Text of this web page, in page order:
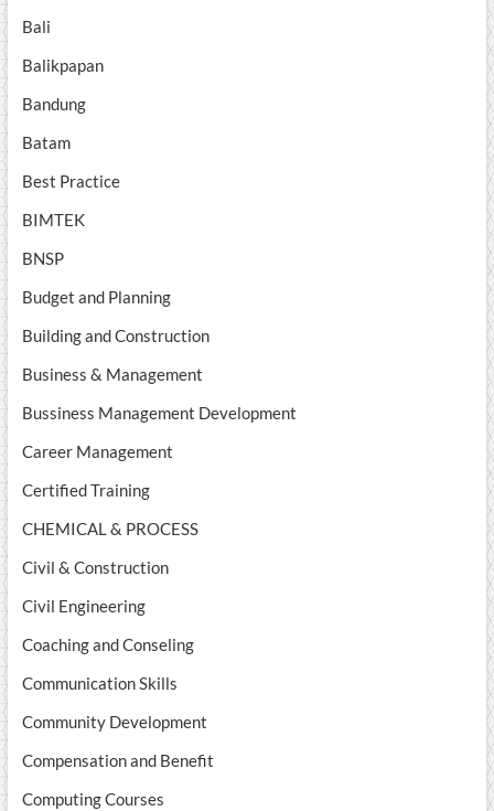
Bali
Balikpapan
Bandung
Batam
Best Practice
BIMTEK
BNSP
Budget and Planning
Building and Construction
Business & Management
Bussiness Management Development
Career Management
Certified Training
CHEMICAL & PROCESS
Civil & Construction
Civil Engineering
Coaching and Conseling
Communication Skills
Community Development
Compensation and Benefit
Computing Courses